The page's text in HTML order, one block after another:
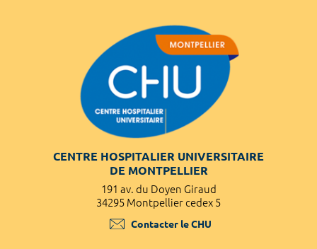
CENTRE HOSPITALIER UNIVERSITAIRE
DE MONTPELLIER
191 av. du Doyen Giraud
34295 Montpellier cedex 5
Contacter le CHU